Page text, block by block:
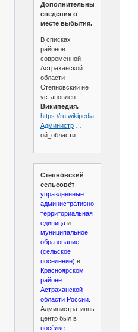
Дополнительные
сведения о
месте выбытия.
В списках
районов
современной
Астраханской
области
Степновский не
установлен.
Википедия.
https://ru.wikipedia.org/wiki/
Администр…
ой_области
Степно́вский
сельсове́т—
упразднённые
административно-
территориальная
единицаи
муниципальное
образование
(сельское
поселение) в
Красноярском
районе
Астраханской
области России.
Административный
центр был в
посёлке